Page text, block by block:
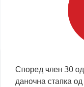
Според член 30
даночна стапка